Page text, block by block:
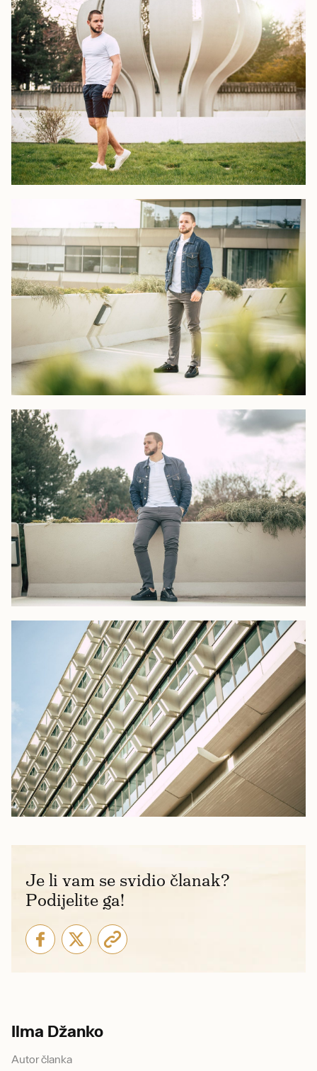
Je li vam se svidio članak?
Podijelite ga!
Ilma Džanko
Autor članka